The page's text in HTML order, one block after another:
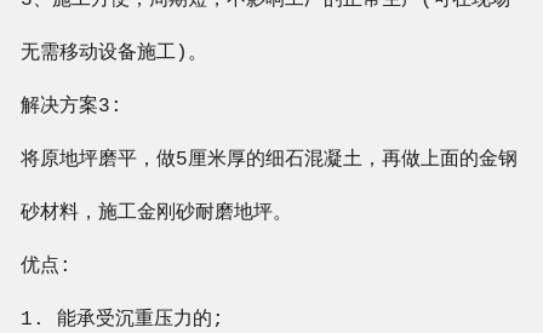
无需移动设备施工)。
解决方案3:
将原地坪磨平，做5厘米厚的细石混凝土，再做上面的金钢
砂材料，施工金刚砂耐磨地坪。
优点:
1. 能承受沉重压力的;